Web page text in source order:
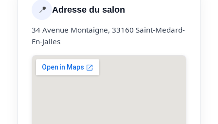
📍 Adresse du salon
34 Avenue Montaigne, 33160 Saint-Medard-
En-Jalles